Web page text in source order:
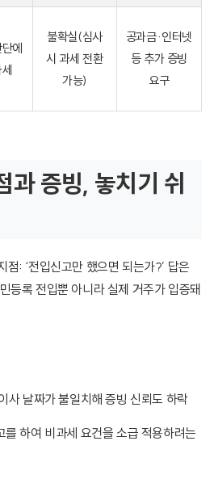
에
불확실(심사
시 과세 전환
가능)
공과금·인터넷
등 추가 증빙
요구
과 증빙, 놓치기 쉬
: ‘전입신고만 했으면 되는가?’ 답은
등록 전입뿐 아니라 실제 거주가 입증돼
사 날짜가 불일치해 증빙 신뢰도 하락
를 하여 비과세 요건을 소급 적용하려는